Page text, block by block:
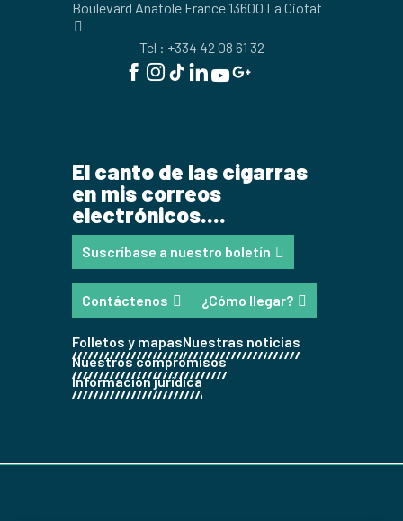
Boulevard Anatole France 13600 La Ciotat
Tel : +334 42 08 61 32
El canto de las cigarras
en mis correos
electrónicos....
Suscríbase a nuestro boletín
Contáctenos ¿Cómo llegar?
Folletos y mapasNuestras noticias
Nuestros compromisos
Información jurídica